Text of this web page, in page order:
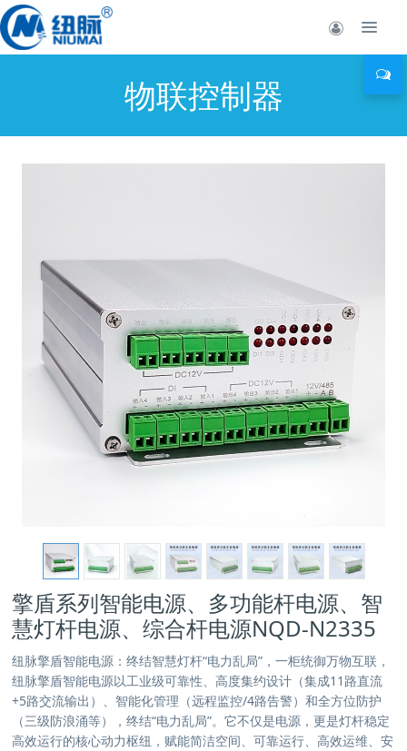
物联控制器
擎盾系列智能电源、多功能杆电源、智
慧灯杆电源、综合杆电源NQD-N2335
纽脉擎盾智能电源：终结智慧灯杆“电力乱局”，一柜统御万物互联，
纽脉擎盾智能电源以工业级可靠性、高度集约设计（集成11路直流
+5路交流输出）、智能化管理（远程监控/4路告警）和全方位防护
（三级防浪涌等），终结“电力乱局”。它不仅是电源，更是灯杆稳定
高效运行的核心动力枢纽，赋能简洁空间、可靠运行、高效运维、安